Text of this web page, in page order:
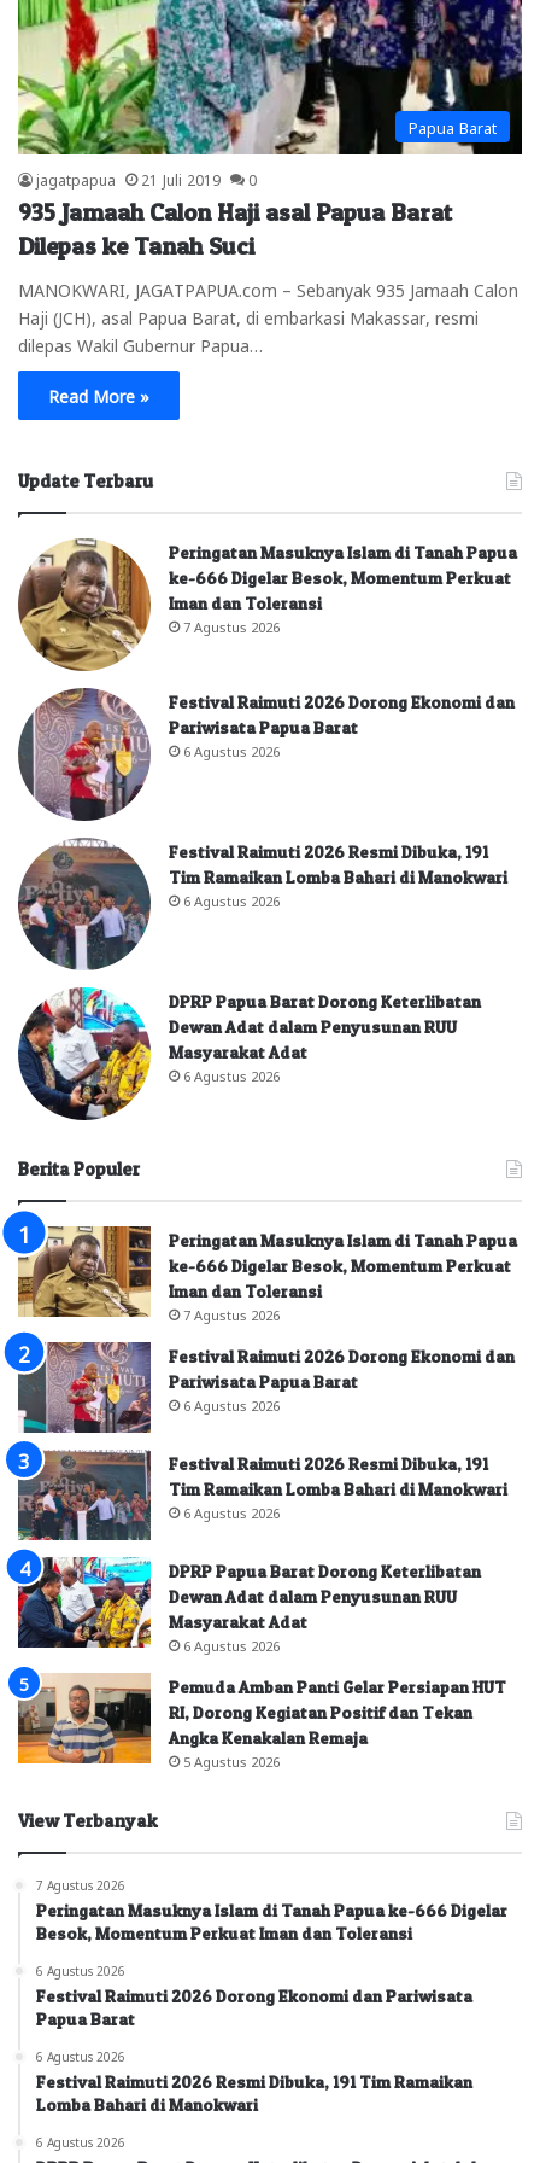
Papua Barat
jagatpapua 21 Juli 2019 0
935 Jamaah Calon Haji asal Papua Barat
Dilepas ke Tanah Suci
MANOKWARI, JAGATPAPUA.com – Sebanyak 935 Jamaah Calon
Haji (JCH), asal Papua Barat, di embarkasi Makassar, resmi
dilepas Wakil Gubernur Papua…
Read More »
Update Terbaru
Peringatan Masuknya Islam di Tanah Papua
ke-666 Digelar Besok, Momentum Perkuat
Iman dan Toleransi
7 Agustus 2026
Festival Raimuti 2026 Dorong Ekonomi dan
Pariwisata Papua Barat
6 Agustus 2026
Festival Raimuti 2026 Resmi Dibuka, 191
Tim Ramaikan Lomba Bahari di Manokwari
6 Agustus 2026
DPRP Papua Barat Dorong Keterlibatan
Dewan Adat dalam Penyusunan RUU
Masyarakat Adat
6 Agustus 2026
Berita Populer
Peringatan Masuknya Islam di Tanah Papua
ke-666 Digelar Besok, Momentum Perkuat
Iman dan Toleransi
7 Agustus 2026
Festival Raimuti 2026 Dorong Ekonomi dan
Pariwisata Papua Barat
6 Agustus 2026
Festival Raimuti 2026 Resmi Dibuka, 191
Tim Ramaikan Lomba Bahari di Manokwari
6 Agustus 2026
DPRP Papua Barat Dorong Keterlibatan
Dewan Adat dalam Penyusunan RUU
Masyarakat Adat
6 Agustus 2026
Pemuda Amban Panti Gelar Persiapan HUT
RI, Dorong Kegiatan Positif dan Tekan
Angka Kenakalan Remaja
5 Agustus 2026
View Terbanyak
7 Agustus 2026
Peringatan Masuknya Islam di Tanah Papua ke-666 Digelar
Besok, Momentum Perkuat Iman dan Toleransi
6 Agustus 2026
Festival Raimuti 2026 Dorong Ekonomi dan Pariwisata
Papua Barat
6 Agustus 2026
Festival Raimuti 2026 Resmi Dibuka, 191 Tim Ramaikan
Lomba Bahari di Manokwari
6 Agustus 2026